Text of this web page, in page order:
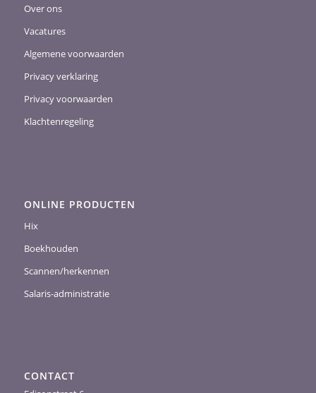
Over ons
Vacatures
Algemene voorwaarden
Privacy verklaring
Privacy voorwaarden
Klachtenregeling
ONLINE PRODUCTEN
Hix
Boekhouden
Scannen/herkennen
Salaris-administratie
CONTACT